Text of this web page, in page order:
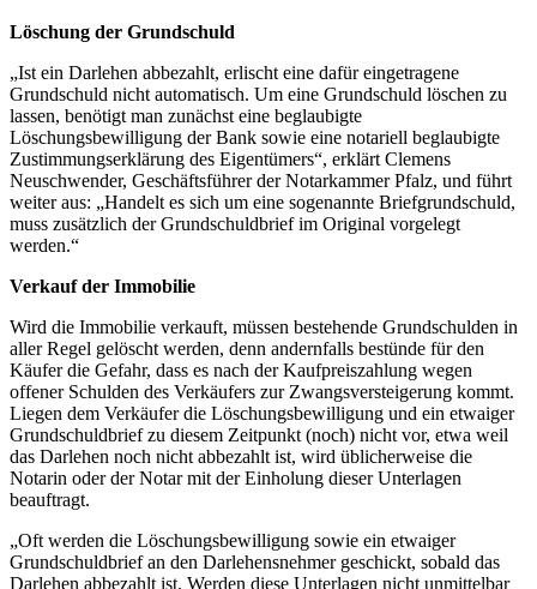
Löschung der Grundschuld
„Ist ein Darlehen abbezahlt, erlischt eine dafür eingetragene
Grundschuld nicht automatisch. Um eine Grundschuld löschen zu
lassen, benötigt man zunächst eine beglaubigte
Löschungsbewilligung der Bank sowie eine notariell beglaubigte
Zustimmungserklärung des Eigentümers“, erklärt Clemens
Neuschwender, Geschäftsführer der Notarkammer Pfalz, und führt
weiter aus: „Handelt es sich um eine sogenannte Briefgrundschuld,
muss zusätzlich der Grundschuldbrief im Original vorgelegt
werden.“
Verkauf der Immobilie
Wird die Immobilie verkauft, müssen bestehende Grundschulden in
aller Regel gelöscht werden, denn andernfalls bestünde für den
Käufer die Gefahr, dass es nach der Kaufpreiszahlung wegen
offener Schulden des Verkäufers zur Zwangsversteigerung kommt.
Liegen dem Verkäufer die Löschungsbewilligung und ein etwaiger
Grundschuldbrief zu diesem Zeitpunkt (noch) nicht vor, etwa weil
das Darlehen noch nicht abbezahlt ist, wird üblicherweise die
Notarin oder der Notar mit der Einholung dieser Unterlagen
beauftragt.
„Oft werden die Löschungsbewilligung sowie ein etwaiger
Grundschuldbrief an den Darlehensnehmer geschickt, sobald das
Darlehen abbezahlt ist. Werden diese Unterlagen nicht unmittelbar